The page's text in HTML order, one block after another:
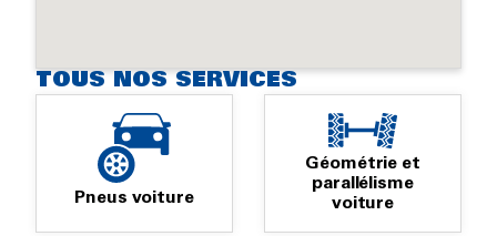
TOUS NOS SERVICES
Pneus voiture
Géométrie et
parallélisme
voiture